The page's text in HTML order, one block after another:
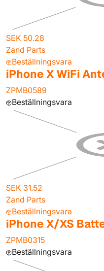
SEK 50.28
Zand Parts
Beställningsvara
iPhone X WiFi
ZPMB0589
Beställningsvara
SEK 31.52
Zand Parts
Beställningsvara
iPhone X/XS
ZPMB0315
Beställningsvara